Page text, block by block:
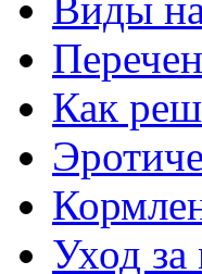
Как
Уход